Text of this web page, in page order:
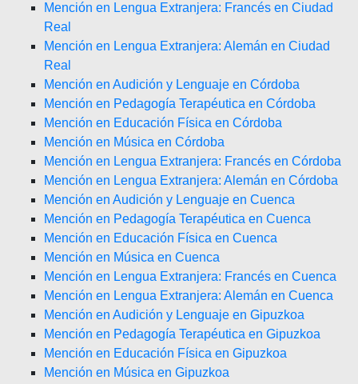
Mención en Lengua Extranjera: Francés en Ciudad
Real
Mención en Lengua Extranjera: Alemán en Ciudad
Real
Mención en Audición y Lenguaje en Córdoba
Mención en Pedagogía Terapéutica en Córdoba
Mención en Educación Física en Córdoba
Mención en Música en Córdoba
Mención en Lengua Extranjera: Francés en Córdoba
Mención en Lengua Extranjera: Alemán en Córdoba
Mención en Audición y Lenguaje en Cuenca
Mención en Pedagogía Terapéutica en Cuenca
Mención en Educación Física en Cuenca
Mención en Música en Cuenca
Mención en Lengua Extranjera: Francés en Cuenca
Mención en Lengua Extranjera: Alemán en Cuenca
Mención en Audición y Lenguaje en Gipuzkoa
Mención en Pedagogía Terapéutica en Gipuzkoa
Mención en Educación Física en Gipuzkoa
Mención en Música en Gipuzkoa